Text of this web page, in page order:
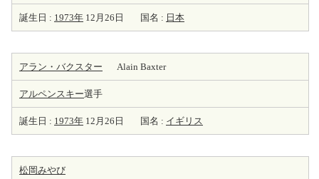
誕生日 : 1973年 12月26日 国名 : 日本
アラン・バクスター Alain Baxter
アルペンスキー選手
誕生日 : 1973年 12月26日 国名 : イギリス
松岡みやび